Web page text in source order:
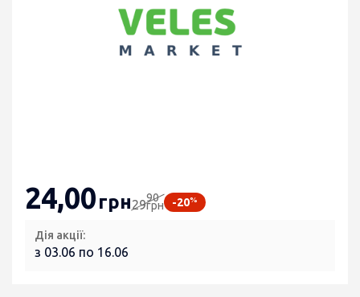
24,00грн2990
грн -20%
Дія акції:
з 03.06 по 16.06